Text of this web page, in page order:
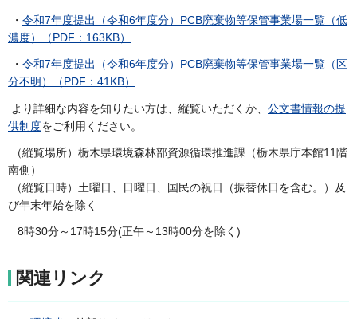
・ 令和7年度提出（令和6年度分）PCB廃棄物等保管事業場一覧（低
濃度）（PDF：163KB）
・ 令和7年度提出（令和6年度分）PCB廃棄物等保管事業場一覧（区
分不明）（PDF：41KB）
より詳細な内容を知りたい方は、縦覧いただくか、 公文書情報の提
供制度をご利用ください。
（縦覧場所）栃木県環境森林部資源循環推進課（栃木県庁本館11階
南側）
（縦覧日時）土曜日、日曜日、国民の祝日（振替休日を含む。）及
び年末年始を除く
8時30分～17時15分(正午～13時00分を除く)
関連リンク